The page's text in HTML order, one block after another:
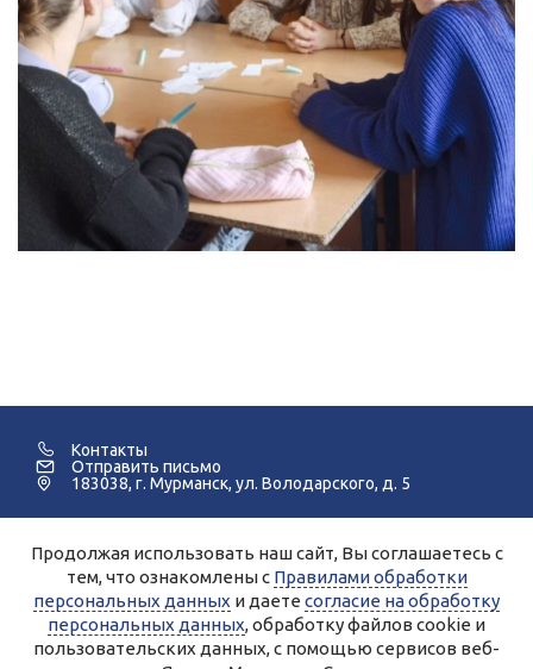
Контакты
Отправить письмо
183038, г. Мурманск, ул. Володарского, д. 5
©2005-2026 Мурманский Педагогический Колледж.
Для улучшения работы сайта и его взаимодействия с
пользователями используются файлы cookie и сервисы веб-
аналитики Яндекс.Метрика, Спутник.
Продолжая работу с сайтом, Вы даете разрешение на
использование cookie-файлов и согласие на обработку данных
Продолжая использовать наш сайт, Вы соглашаетесь с
тем, что ознакомлены с Правилами обработки
персональных данных и даете согласие на обработку
персональных данных, обработку файлов cookie и
пользовательских данных, с помощью сервисов веб-